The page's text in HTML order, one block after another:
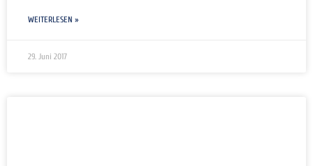
WEITERLESEN »
29. Juni 2017